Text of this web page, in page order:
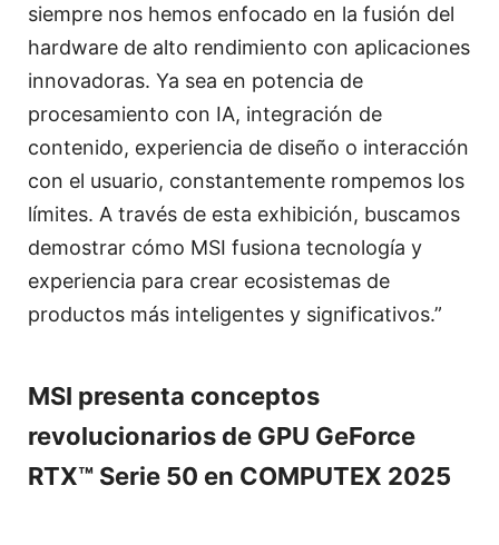
siempre nos hemos enfocado en la fusión del
hardware de alto rendimiento con aplicaciones
innovadoras. Ya sea en potencia de
procesamiento con IA, integración de
contenido, experiencia de diseño o interacción
con el usuario, constantemente rompemos los
límites. A través de esta exhibición, buscamos
demostrar cómo MSI fusiona tecnología y
experiencia para crear ecosistemas de
productos más inteligentes y significativos.”
MSI presenta conceptos
revolucionarios de GPU GeForce
RTX™ Serie 50 en COMPUTEX 2025